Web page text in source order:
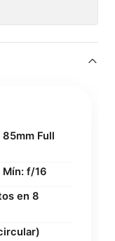
Full
Mín: f/16
en 8